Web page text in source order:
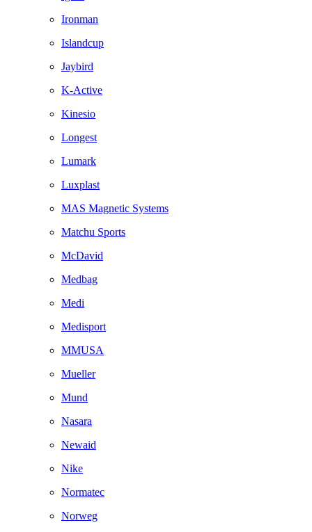
Ironman
Islandcup
Jaybird
K-Active
Kinesio
Longest
Lumark
Luxplast
MAS Magnetic Systems
Matchu Sports
McDavid
Medbag
Medi
Medisport
MMUSA
Mueller
Mund
Nasara
Newaid
Nike
Normatec
Norweg